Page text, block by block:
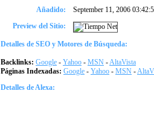
Añadido:
September 11, 2006
Preview del Sitio:
Detalles de SEO y Motores de Búsqueda:
Backlinks: Google - Yahoo - MSN -AltaVista
Páginas Indexadas: Google - Yahoo - MSN -
Detalles de Alexa: